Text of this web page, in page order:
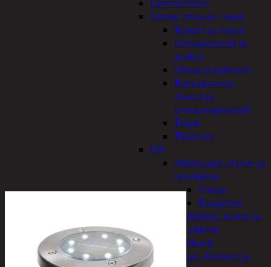
Lämmittimet
Liimat, massat, teipit
Köydet ja narut
Liimapistoolit ja
puikot
Liimat ja lukitteet
Rasvaprässit,
massa ja
uretaanipistoolit
Teipit
Tiivisteet
LVI
Allaskaapit, hanat ja
tarvikkeet
Hanat
Kaapistot
Hajulukot, kaivot ja
tarvikkeet
Leikkurit
Nipat, liittimet ja